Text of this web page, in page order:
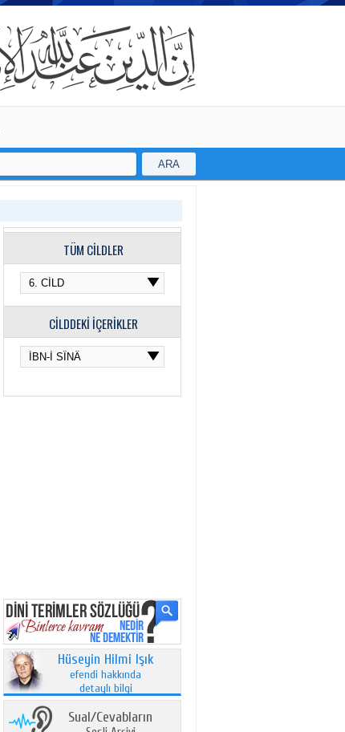
ARA
TÜM CİLDLER
CİLDDEKİ İÇERİKLER
Hüseyin Hilmi Işık
efendi hakkında
detaylı bilgi
Sual/Cevabların